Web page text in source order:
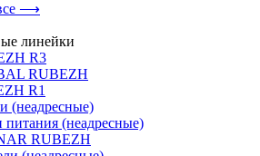
⟶
линейки
R3
RUBEZH
R1
(неадресные)
(неадресные)
RUBEZH